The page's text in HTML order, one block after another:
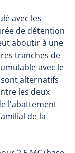
avec les
de détention
aboutir à une
tranches de
avec le
alternatifs
les deux
l'abattement
de la